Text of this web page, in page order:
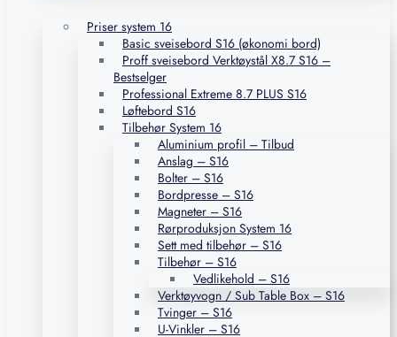
Priser system 16
Basic sveisebord S16 (økonomi bord)
Proff sveisebord Verktøystål X8.7 S16 –
Bestselger
Professional Extreme 8.7 PLUS S16
Løftebord S16
Tilbehør System 16
Aluminium profil – Tilbud
Anslag – S16
Bolter – S16
Bordpresse – S16
Magneter – S16
Rørproduksjon System 16
Sett med tilbehør – S16
Tilbehør – S16
Vedlikehold – S16
Verktøyvogn / Sub Table Box – S16
Tvinger – S16
U-Vinkler – S16